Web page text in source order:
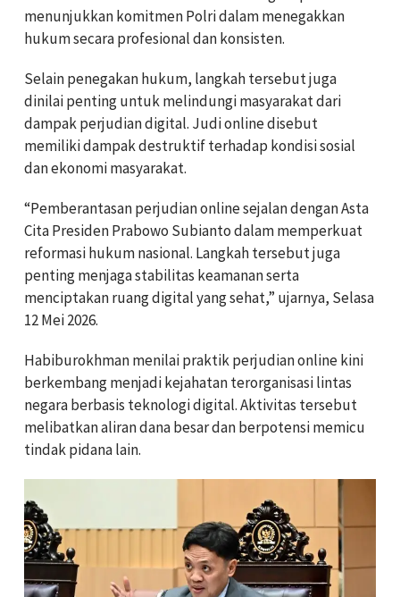
menunjukkan komitmen Polri dalam menegakkan
hukum secara profesional dan konsisten.
Selain penegakan hukum, langkah tersebut juga
dinilai penting untuk melindungi masyarakat dari
dampak perjudian digital. Judi online disebut
memiliki dampak destruktif terhadap kondisi sosial
dan ekonomi masyarakat.
“Pemberantasan perjudian online sejalan dengan Asta
Cita Presiden Prabowo Subianto dalam memperkuat
reformasi hukum nasional. Langkah tersebut juga
penting menjaga stabilitas keamanan serta
menciptakan ruang digital yang sehat,” ujarnya, Selasa
12 Mei 2026.
Habiburokhman menilai praktik perjudian online kini
berkembang menjadi kejahatan terorganisasi lintas
negara berbasis teknologi digital. Aktivitas tersebut
melibatkan aliran dana besar dan berpotensi memicu
tindak pidana lain.